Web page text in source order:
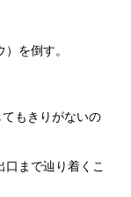
を倒す。
もきりがないの
まで辿り着くこ